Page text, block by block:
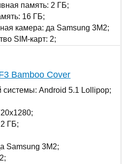
память: 2 ГБ;
16 ГБ;
камера: да Samsung 3M2;
SIM-карт: 2;
Bamboo Cover
системы: Android 5.1 Lollipop;
ГБ;
Samsung 3M2;